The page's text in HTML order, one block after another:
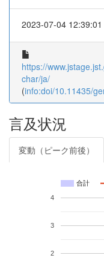
2023-07-04 12:39:01
https://
char/ja/
(info:doi/10.11435/
言及状況
変動（ピーク前後）
合計
2
3
4